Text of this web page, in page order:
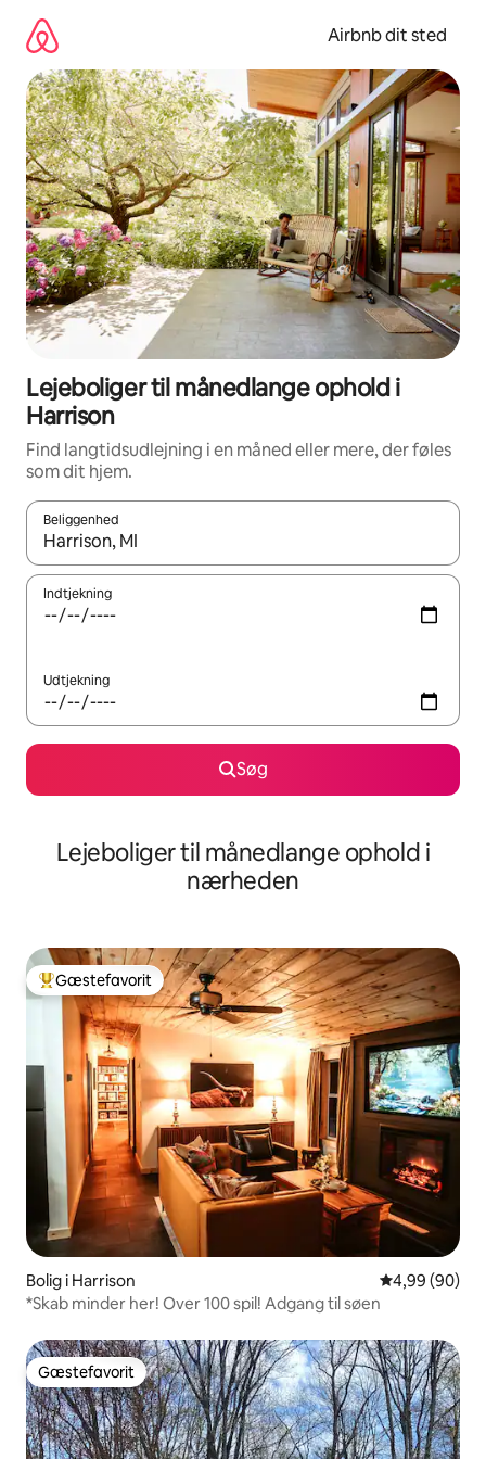
videre
indhold
Airbnb dit sted
Lejeboliger til månedlange ophold i
Harrison
Find langtidsudlejning i en måned eller mere, der føles
som dit hjem.
Beliggenhed
Når resultaterne er tilgængelige, skal du navigere med
Indtjekning
Udtjekning
Søg
Lejeboliger til månedlange ophold i
nærheden
Bedste gæstefavorit
Gæstefavorit
Bolig i Harrison 4,99 ud af 5 i
4,99 (90)
*Skab minder her! Over 100 spil! Adgang til søen
Gæstefavorit
Gæstefavorit